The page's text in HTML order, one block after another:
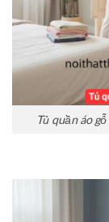
Tủ quần áo